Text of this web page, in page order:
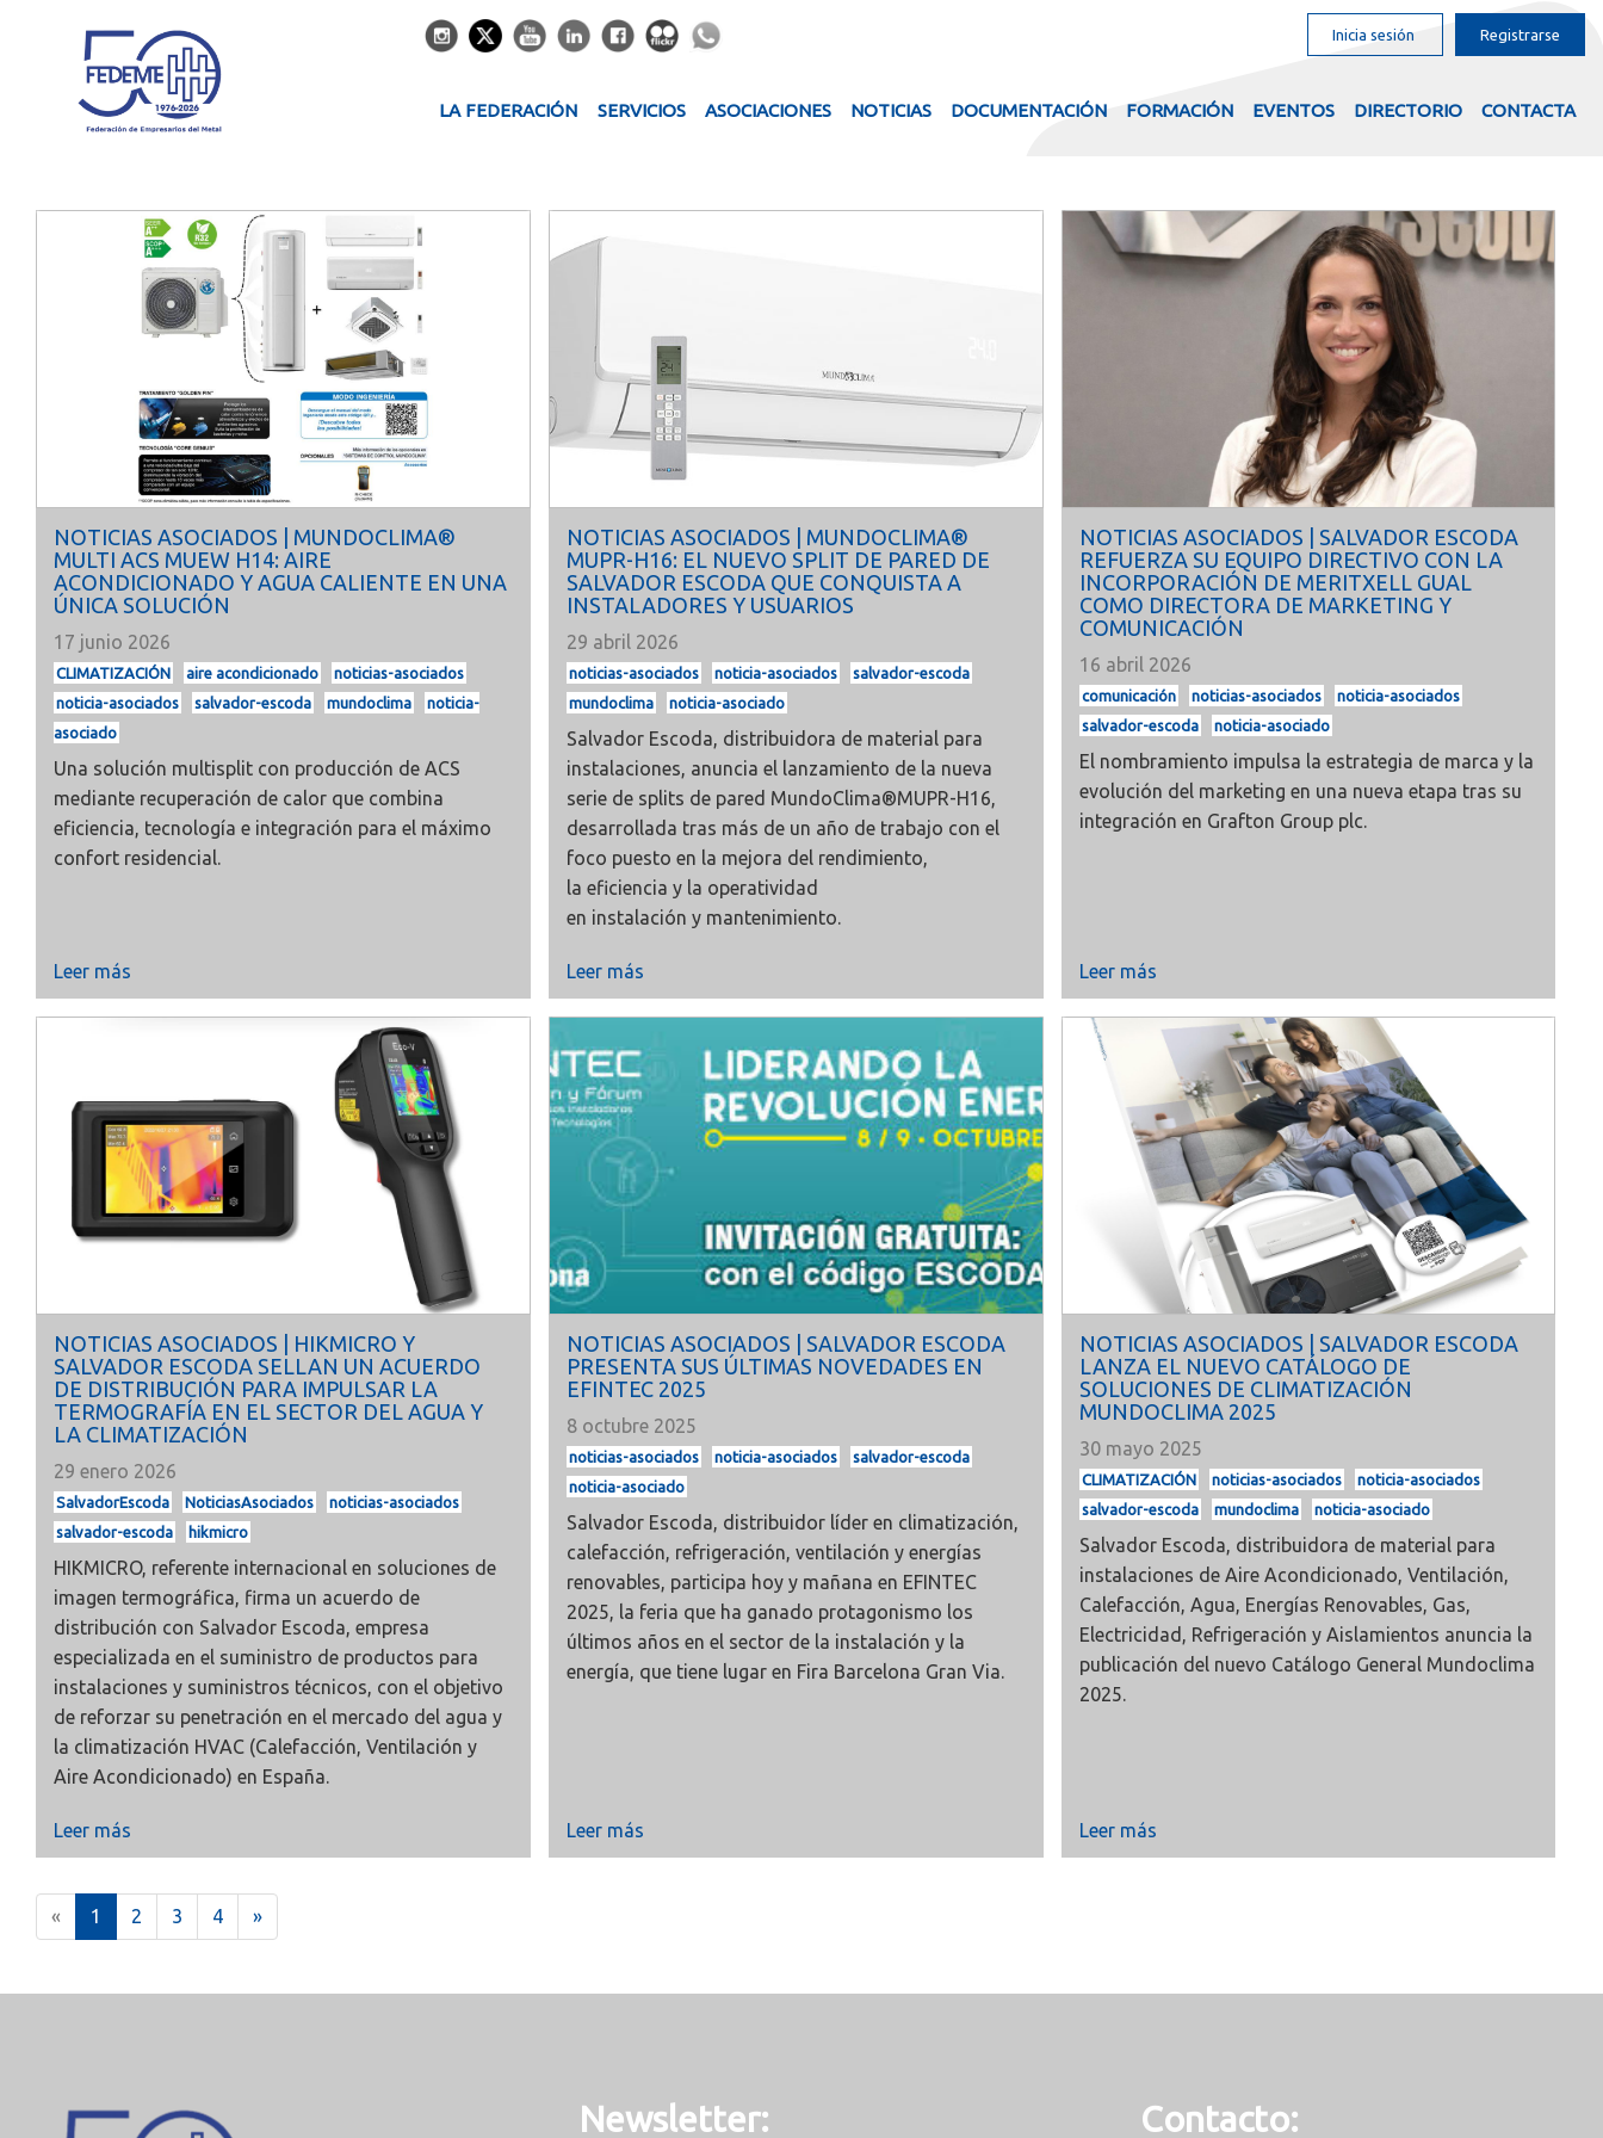
Inicia sesión Registrarse
LA FEDERACIÓN SERVICIOS ASOCIACIONES NOTICIAS DOCUMENTACIÓN FORMACIÓN EVENTOS DIRECTORIO CONTACTA
NOTICIAS ASOCIADOS | MUNDOCLIMA®
MULTI ACS MUEW H14: AIRE
ACONDICIONADO Y AGUA CALIENTE EN UNA
ÚNICA SOLUCIÓN
17 junio 2026
CLIMATIZACIÓN aire acondicionado
noticias-asociados
noticia-asociados
salvador-escoda mundoclima
noticia-
asociado
Una solución multisplit con producción de ACS
mediante recuperación de calor que combina
eficiencia, tecnología e integración para el máximo
confort residencial.
Leer más
NOTICIAS ASOCIADOS | MUNDOCLIMA®
MUPR-H16: EL NUEVO SPLIT DE PARED DE
SALVADOR ESCODA QUE CONQUISTA A
INSTALADORES Y USUARIOS
29 abril 2026
noticias-asociados noticia-asociados
salvador-escoda
mundoclima
noticia-asociado
Salvador Escoda, distribuidora de material para
instalaciones, anuncia el lanzamiento de la nueva
serie de splits de pared MundoClima®MUPR-H16,
desarrollada tras más de un año de trabajo con el
foco puesto en la mejora del rendimiento,
la eficiencia y la operatividad
en instalación y mantenimiento.
Leer más
NOTICIAS ASOCIADOS | SALVADOR ESCODA
REFUERZA SU EQUIPO DIRECTIVO CON LA
INCORPORACIÓN DE MERITXELL GUAL
COMO DIRECTORA DE MARKETING Y
COMUNICACIÓN
16 abril 2026
comunicación noticias-asociados
noticia-asociados
salvador-escoda
noticia-asociado
El nombramiento impulsa la estrategia de marca y la
evolución del marketing en una nueva etapa tras su
integración en Grafton Group plc.
Leer más
NOTICIAS ASOCIADOS | HIKMICRO Y
SALVADOR ESCODA SELLAN UN ACUERDO
DE DISTRIBUCIÓN PARA IMPULSAR LA
TERMOGRAFÍA EN EL SECTOR DEL AGUA Y
LA CLIMATIZACIÓN
29 enero 2026
SalvadorEscoda NoticiasAsociados
noticias-asociados
salvador-escoda
hikmicro
HIKMICRO, referente internacional en soluciones de
imagen termográfica, firma un acuerdo de
distribución con Salvador Escoda, empresa
especializada en el suministro de productos para
instalaciones y suministros técnicos, con el objetivo
de reforzar su penetración en el mercado del agua y
la climatización HVAC (Calefacción, Ventilación y
Aire Acondicionado) en España.
Leer más
NOTICIAS ASOCIADOS | SALVADOR ESCODA
PRESENTA SUS ÚLTIMAS NOVEDADES EN
EFINTEC 2025
8 octubre 2025
noticias-asociados noticia-asociados
salvador-escoda
noticia-asociado
Salvador Escoda, distribuidor líder en climatización,
calefacción, refrigeración, ventilación y energías
renovables, participa hoy y mañana en EFINTEC
2025, la feria que ha ganado protagonismo los
últimos años en el sector de la instalación y la
energía, que tiene lugar en Fira Barcelona Gran Via.
Leer más
NOTICIAS ASOCIADOS | SALVADOR ESCODA
LANZA EL NUEVO CATÁLOGO DE
SOLUCIONES DE CLIMATIZACIÓN
MUNDOCLIMA 2025
30 mayo 2025
CLIMATIZACIÓN noticias-asociados
noticia-asociados
salvador-escoda
mundoclima noticia-asociado
Salvador Escoda, distribuidora de material para
instalaciones de Aire Acondicionado, Ventilación,
Calefacción, Agua, Energías Renovables, Gas,
Electricidad, Refrigeración y Aislamientos anuncia la
publicación del nuevo Catálogo General Mundoclima
2025.
Leer más
« 1
c
t
2 3 4 »
Newsletter: Contacto: